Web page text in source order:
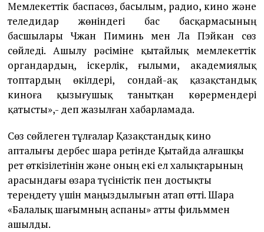
Мемлекеттік баспасөз, басылым, радио, кино және
теледидар жөніндегі бас басқармасының
басшылары Чжан Пиминь мен Ла Пэйкан сөз
сөйледі. Ашылу рәсіміне қытайлық мемлекеттік
органдардың, іскерлік, ғылыми, академиялық
топтардың өкілдері, сондай-ақ қазақстандық
киноға қызығушық танытқан көрермендері
қатысты»,- деп жазылған хабарламада.
Сөз сөйлеген тұлғалар Қазақстандық кино
апталығы дербес шара ретінде Қытайда алғашқы
рет өткізілетінін және оның екі ел халықтарының
арасындағы өзара түсіністік пен достықты
тереңдету үшін маңыздылығын атап өтті. Шара
«Балалық шағымның аспаны» атты фильммен
ашылды.